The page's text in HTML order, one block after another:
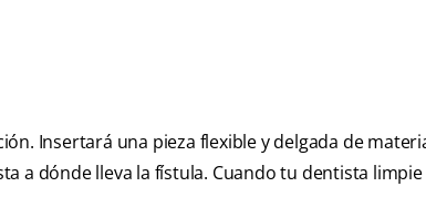
Insertará una pieza flexible y delgada de
a dónde lleva la fístula. Cuando tu dentista limpie